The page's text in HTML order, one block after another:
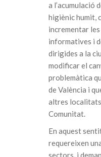
a l’acumulació
higiènic humit,
incrementar les
informatives i
dirigides a la
modificar el
problemàtica
de València i
altres
Comunitat.
En aquest
requereixen